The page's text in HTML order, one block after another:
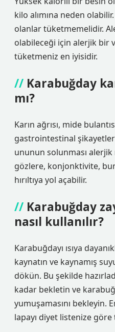
kilo alımına neden
olanlar tüketmemelidir.
olabileceği için alerjik bir
tüketmeniz en iyisidir.
Karabuğday
mı?
Karın ağrısı, mide
gastrointestinal şikayetler
ununun solunması alerjik
gözlere, konjonktivite,
hırıltıya yol açabilir.
Karabuğday
nasıl kullanılır?
Karabuğdayı ısıya
kaynatın ve kaynamış
dökün. Bu şekilde
kadar bekletin ve
yumuşamasını bekleyin.
lapayı diyet listenize